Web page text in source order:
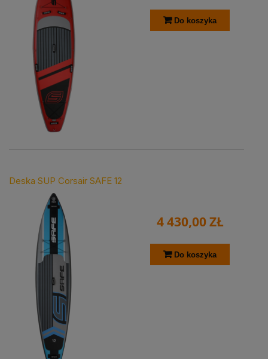
Do koszyka
Deska SUP Corsair SAFE 12
4 430,00 ZŁ
Do koszyka